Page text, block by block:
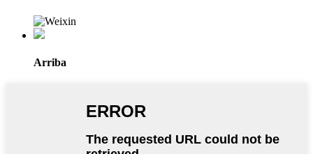
Arriba